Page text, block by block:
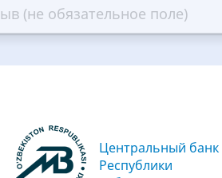
Good
Excellent
Центральный банк
Республики